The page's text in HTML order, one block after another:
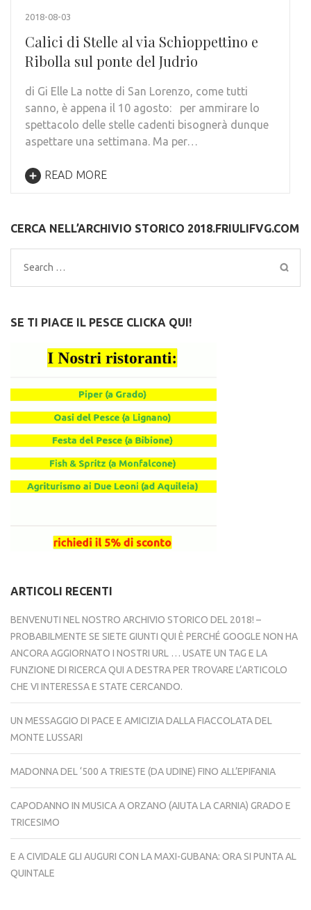
2018-08-03
Calici di Stelle al via Schioppettino e
Ribolla sul ponte del Judrio
di Gi Elle La notte di San Lorenzo, come tutti
sanno, è appena il 10 agosto: per ammirare lo
spettacolo delle stelle cadenti bisognerà dunque
aspettare una settimana. Ma per…
READ MORE
CERCA NELL’ARCHIVIO STORICO 2018.FRIULIFVG.COM
Search
for:
SE TI PIACE IL PESCE CLICKA QUI!
ARTICOLI RECENTI
BENVENUTI NEL NOSTRO ARCHIVIO STORICO DEL 2018! –
PROBABILMENTE SE SIETE GIUNTI QUI È PERCHÉ GOOGLE NON HA
ANCORA AGGIORNATO I NOSTRI URL … USATE UN TAG E LA
FUNZIONE DI RICERCA QUI A DESTRA PER TROVARE L’ARTICOLO
CHE VI INTERESSA E STATE CERCANDO.
UN MESSAGGIO DI PACE E AMICIZIA DALLA FIACCOLATA DEL
MONTE LUSSARI
MADONNA DEL ‘500 A TRIESTE (DA UDINE) FINO ALL’EPIFANIA
CAPODANNO IN MUSICA A ORZANO (AIUTA LA CARNIA) GRADO E
TRICESIMO
E A CIVIDALE GLI AUGURI CON LA MAXI-GUBANA: ORA SI PUNTA AL
QUINTALE